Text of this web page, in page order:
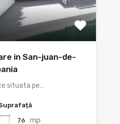
in San-juan-de-
situata pe…
76 mp